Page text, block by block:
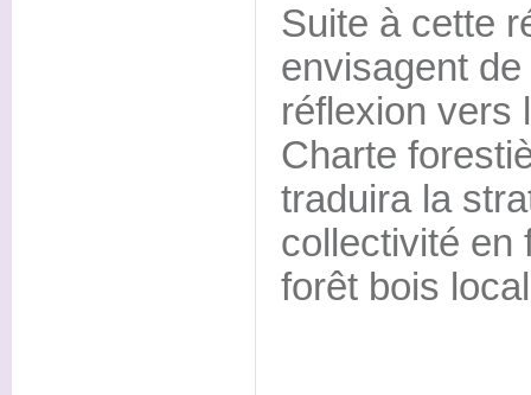
Suite à cette
envisagent
réflexion vers
Charte
traduira la
collectivité en
forêt bois